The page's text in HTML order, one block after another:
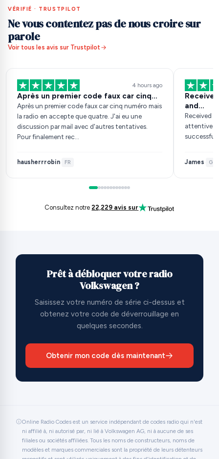
VÉRIFIÉ · TRUSTPILOT
Ne vous contentez pas de nous croire sur
parole
Voir tous les avis sur Trustpilot
4 hours ago
Après un premier code faux car cinq…
Après un premier code faux car cinq numéro mais
la radio en accepte que quatre. J'ai eu une
discussion par mail avec d'autres tentatives.
Pour finalement rec…
hausherrrobin· FR
Received the
and…
Received the correct
attentive
James· GB
Consultez notre22,229 avis sur
Prêt à débloquer votre radio
Volkswagen ?
Saisissez votre numéro de série ci-dessus et
obtenez votre code de déverrouillage en
quelques secondes.
Obtenir mon code dès maintenant
Online Radio Codes est un service indépendant de codes radio qui n'est
ni affilié à, ni autorisé par, ni lié à Volkswagen AG, ni à aucune de ses
filiales ou sociétés affiliées. Tous les noms de constructeurs, noms de
modèles et marques commerciales sont la propriété de leurs détenteurs